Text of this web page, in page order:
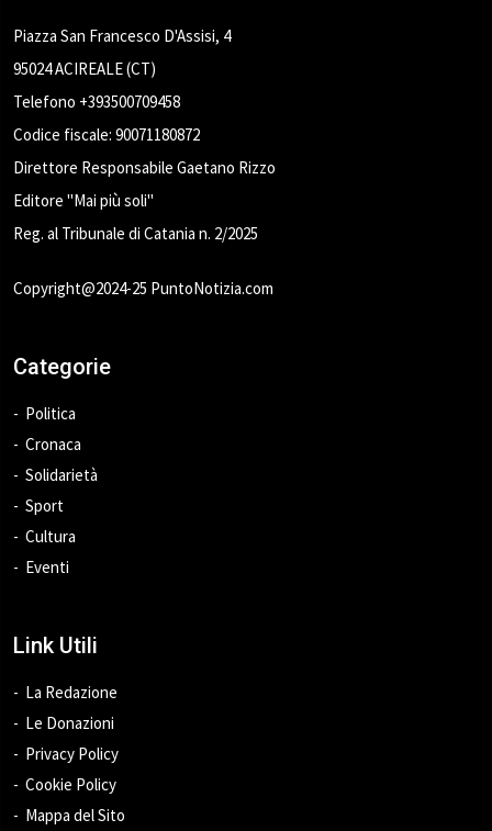
Piazza San Francesco D'Assisi, 4
95024 ACIREALE (CT)
Telefono +393500709458
Codice fiscale: 90071180872
Direttore Responsabile Gaetano Rizzo
Editore "Mai più soli"
Reg. al Tribunale di Catania n. 2/2025
Copyright@2024-25 PuntoNotizia.com
Categorie
Politica
Cronaca
Solidarietà
Sport
Cultura
Eventi
Link Utili
La Redazione
Le Donazioni
Privacy Policy
Cookie Policy
Mappa del Sito